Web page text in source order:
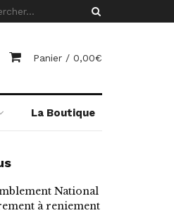
Panier / 0,00€
La Boutique
National
à reniement